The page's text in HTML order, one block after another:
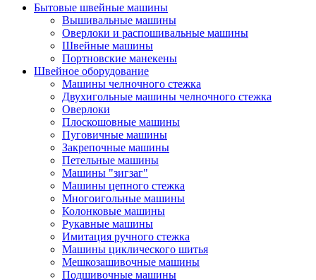
Бытовые швейные машины
Вышивальные машины
Оверлоки и распошивальные машины
Швейные машины
Портновские манекены
Швейное оборудование
Машины челночного стежка
Двухигольные машины челночного стежка
Оверлоки
Плоскошовные машины
Пуговичные машины
Закрепочные машины
Петельные машины
Машины "зигзаг"
Машины цепного стежка
Многоигольные машины
Колонковые машины
Рукавные машины
Имитация ручного стежка
Машины циклического шитья
Мешкозашивочные машины
Подшивочные машины